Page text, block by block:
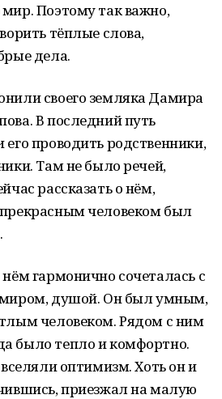
Поэтому так важно,
тёплые слова,
дела.
своего земляка Дамира
В последний путь
проводить родственники,
Там не было речей,
рассказать о нём,
человеком был
гармонично сочеталась с
миром, душой. Он был умным,
человеком. Рядом с ним
было тепло и комфортно.
оптимизм. Хоть он и
приезжал на малую